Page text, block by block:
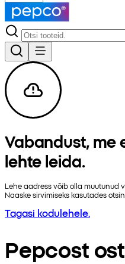
Vabandust, me
lehte leida.
Lehe aadress võib olla muutunud
Naaske sirvimiseks kasutades
Tagasi kodulehele.
Pepcost